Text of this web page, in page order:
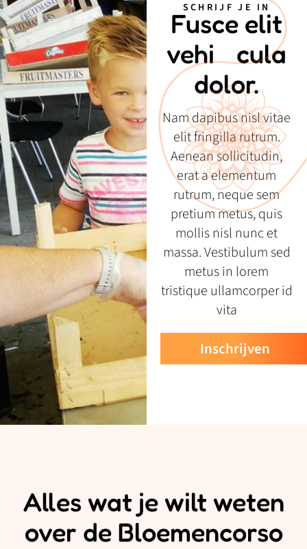
SCHRIJF JE IN
Fusce elit
vehi cula
dolor.
Nam dapibus nisl vitae
elit fringilla rutrum.
Aenean sollicitudin,
erat a elementum
rutrum, neque sem
pretium metus, quis
mollis nisl nunc et
massa. Vestibulum sed
metus in lorem
tristique ullamcorper id
vita
Inschrijven
Alles wat je wilt weten
over de Bloemencorso